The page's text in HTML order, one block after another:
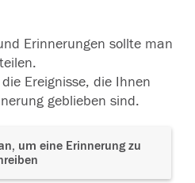
Erinnerungen sollte man
teilen.
Ereignisse, die Ihnen
geblieben sind.
um eine Erinnerung zu